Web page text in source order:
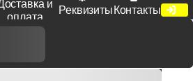
и
оплата
Реквизиты Контакты
сайте 7% при заказе от 50 тыс. руб